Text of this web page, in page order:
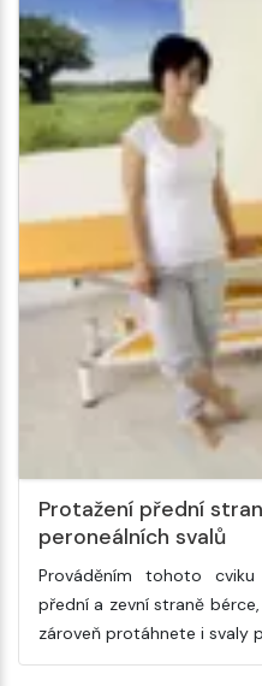
Protažení přední
peroneálních svalů
Prováděním tohoto
přední a zevní straně
zároveň protáhnete i svaly